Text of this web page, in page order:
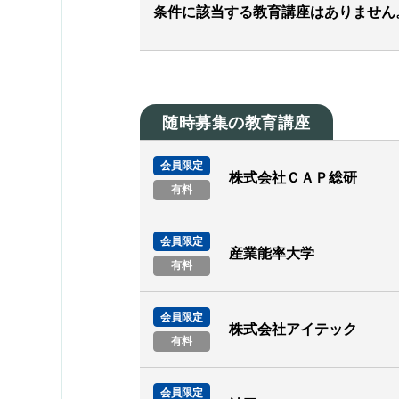
条件に該当する教育講座はありません
随時募集の教育講座
会員限定
有料
株式会社ＣＡＰ総研
会員限定
有料
産業能率大学
会員限定
有料
株式会社アイテック
会員限定